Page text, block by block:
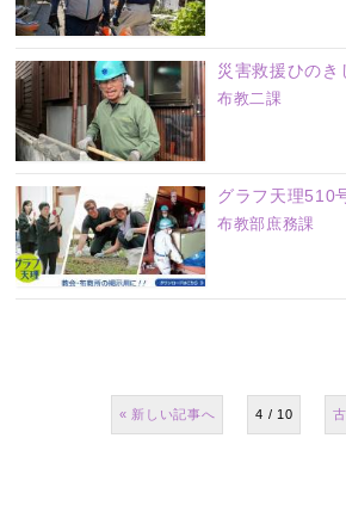
災害救援ひの
布教二課
グラフ天理510
布教部庶務課
4 / 10
«